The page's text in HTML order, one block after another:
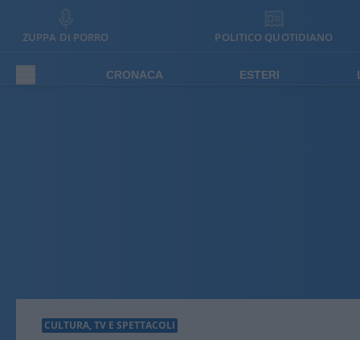
ZUPPA DI PORRO POLITICO QUOTIDIANO
CRONACA ESTERI
CULTURA, TV E SPETTACOLI